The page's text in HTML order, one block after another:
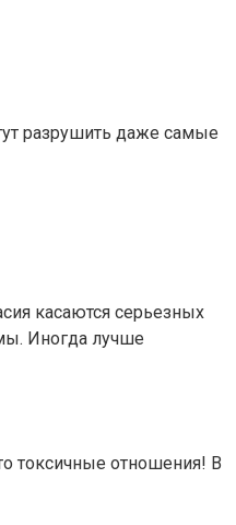
разрушить даже самые
касаются серьезных
Иногда лучше
токсичные отношения! В